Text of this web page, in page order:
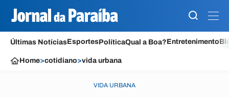
Últimas NotíciasEsportesPolíticaQual a Boa?Entretenimento
Home>cotidiano>vida urbana
VIDA URBANA